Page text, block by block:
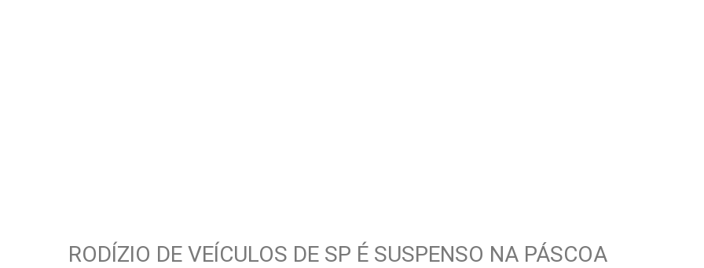
RODÍZIO DE VEÍCULOS DE SP É SUSPENSO NA PÁSCOA